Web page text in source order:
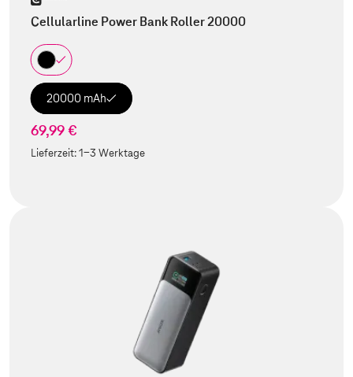
Cellularline Power Bank Roller 20000
20000 mAh
69,99 €
Lieferzeit:1-3 Werktage